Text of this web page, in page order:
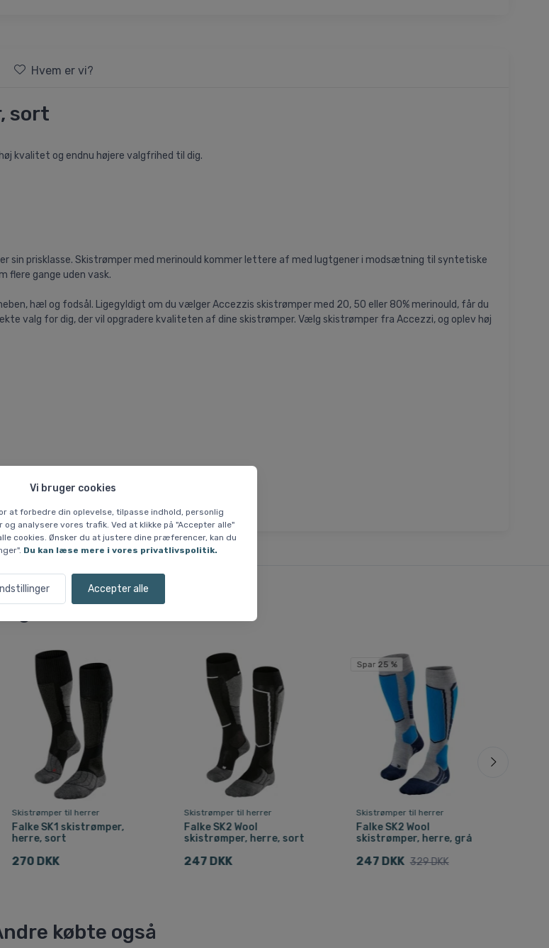
Vi bruger cookies
at forbedre din oplevelse, tilpasse indhold, personlig
analysere vores trafik. Ved at klikke på "Accepter alle"
cookies. Ønsker du at justere dine præferencer, kan du
Du kan læse mere i vores privatlivspolitik.
Indstillinger Accepter alle
Hvem er vi?
sort
kvalitet og endnu højere valgfrihed til dig.
sin prisklasse. Skistrømper med merinould kommer lettere af med lugtgener i modsætning til syntetiske
flere gange uden vask.
hæl og fodsål. Ligegyldigt om du vælger Accezzis skistrømper med 20, 50 eller 80% merinould, får du
valg for dig, der vil opgradere kvaliteten af dine skistrømper. Vælg skistrømper fra Accezzi, og oplev høj
Lignende varer
Skistrømper til herrer
Falke SK1 skistrømper,
herre, sort
270 DKK
Skistrømper til herrer
Falke SK2 Wool
skistrømper, herre, sort
247 DKK
Spar 25 %
Skistrømper til herrer
Falke SK2 Wool
skistrømper, herre, grå
247 DKK 329 DKK
købte også